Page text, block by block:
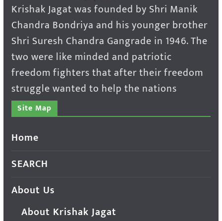
Krishak Jagat was founded by Shri Manik
Chandra Bondriya and his younger brother
Shri Suresh Chandra Gangrade in 1946. The
two were like minded and patriotic
freedom fighters that after their freedom
struggle wanted to help the nations
Site Map
Home
SEARCH
About Us
About Krishak Jagat